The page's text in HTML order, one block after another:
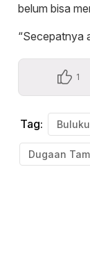
belum bisa
“Secepatnya
1
Tag: